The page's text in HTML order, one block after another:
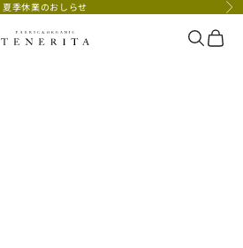
夏季休業のおしらせ 次
TENERITA公式オンラインストア検索カー